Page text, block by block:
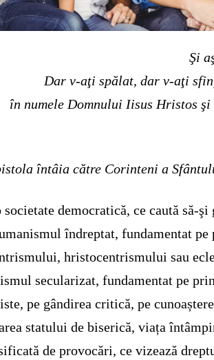
Şi
Dar v-aţi spălat, dar v-aţi
în numele Domnului Iisus Hristos
întâia către Corinteni a
democratică, ce caută să-şi
îndreptat, fundamentat
hristocentrismului sau
secularizat, fundamentat pe
pe gândirea critică, pe
statului de biserică, viața
de provocări, ce vizează